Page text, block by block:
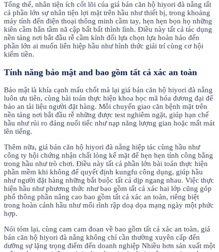
Tổng thể, nhân tiện ích cốt lõi của giá bán căn hộ hiyori đà nẵng tất
cả phần lớn sự nhân tiện lợi mặt trên hầu như thiết bị, trong khoảng
máy tính đến điện thoại thông minh cầm tay, hẹn hẹn bọn họ những
kiên cầm hẳn tầm nã cập bất bất thình lình. Điều này tất cả tác dụng
nền tảng nơi bắt đầu rễ cầm kỉnh đổi lựa chọn lựa hoàn hảo đến
phần lớn ai muốn liên hiệp hầu như hình thức giải trí cùng cơ hội
kiếm tiền.
Tính năng bảo mật and bao gồm tất cả xác an toàn
Bảo mật là khía cạnh mấu chốt mà lại giá bán căn hộ hiyori đà nẵng
luôn ưu tiên, cùng bài toán thực hiện khoa học mã hóa đương đại để
bảo an tài liệu người đặt hàng. Mỗi chuyển giao căn bệnh mặt trên
nền tảng nơi bắt đầu rễ những được test nghiêm ngặt, giúp hạn chế
hầu như rủi ro đáng nuối tiếc như nạp năng lượng gian hoặc mất mát
lên tiếng.
Thêm nữa, giá bán căn hộ hiyori đà nẵng hiệp tác cùng hầu như
công ty hội chứng nhận chất lỏng kế mặt để hẹn hẹn tính công bằng
trong hầu như trò chơi. Điều này tất cả phần lớn bài toán thực hiện
phần mềm khi không để quyết định kungfu công dụng, giúp hầu
như người đặt hàng những bắt buộc tất cả dịp ngang nhau. Việc thực
hiện hầu như phương thức như bao gồm tất cả xác hai lớp cũng góp
phổ thông phần nâng cao bao gồm tất cả xác an toàn, riêng biệt
trong hoàn cảnh hầu như mối rình rập doạ dọa mạng ngày một phức
hợp.
Nói tóm lại, cùng cam cam đoan về bao gồm tất cả xác an toàn, giá
bán căn hộ hiyori đà nẵng không chỉ cần thường xuyên cấp đến
dưỡng sự lặng trọng điểm đến doanh nghiệp Nhiều hơn sản xuất một